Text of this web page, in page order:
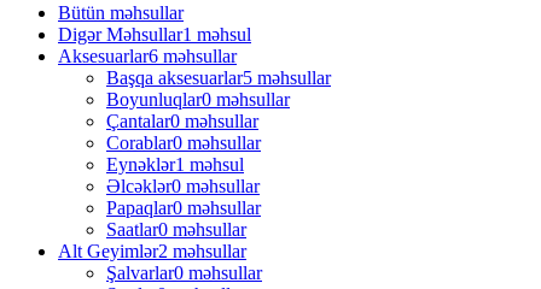
Bütün məhsullar
Digər Məhsullar1 məhsul
Aksesuarlar6 məhsullar
Başqa aksesuarlar5 məhsullar
Boyunluqlar0 məhsullar
Çantalar0 məhsullar
Corablar0 məhsullar
Eynəklər1 məhsul
Əlcəklər0 məhsullar
Papaqlar0 məhsullar
Saatlar0 məhsullar
Alt Geyimlər2 məhsullar
Şalvarlar0 məhsullar